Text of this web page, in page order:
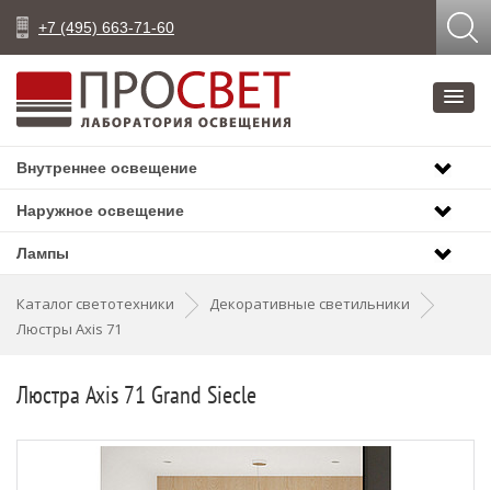
+7 (495) 663-71-60
Внутреннее освещение
Наружное освещение
Лампы
Каталог светотехники
Декоративные светильники
Люстры Axis 71
Люстра Axis 71 Grand Siecle